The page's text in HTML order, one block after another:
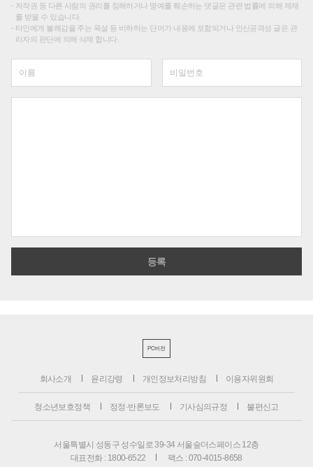
저작권 등 다른 사람의 권리를 침해하거나 명예를 훼손하는 댓글은 관련 법률에 의해 제재
를 받을 수 있습니다.
타인에게 불쾌감을 주는 욕설 등 비하하는 단어가 내용에 포함되거나 인신공격성 글은 관
리자의 판단에 의해 삭제 합니다.
PC버전
회사소개 윤리강령 개인정보처리방침 이용자위원회
청소년보호정책 정정·반론보도 기사심의규정 불편신고
서울특별시 성동구 성수일로 39-34 서울숲더스페이스 12층
대표전화 : 1800-6522
팩스 : 070-4015-8658